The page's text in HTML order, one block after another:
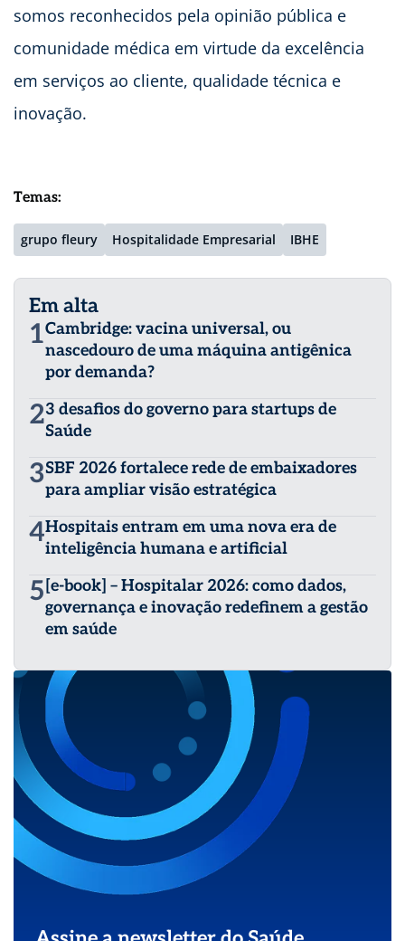
somos reconhecidos pela opinião pública e
comunidade médica em virtude da excelência
em serviços ao cliente, qualidade técnica e
inovação.
Temas:
grupo fleury Hospitalidade Empresarial IBHE
Em alta
1Cambridge: vacina universal, ou
nascedouro de uma máquina antigênica
por demanda?
23 desafios do governo para startups de
Saúde
3SBF 2026 fortalece rede de embaixadores
para ampliar visão estratégica
4Hospitais entram em uma nova era de
inteligência humana e artificial
5 [e-book] – Hospitalar 2026: como dados,
governança e inovação redefinem a gestão
em saúde